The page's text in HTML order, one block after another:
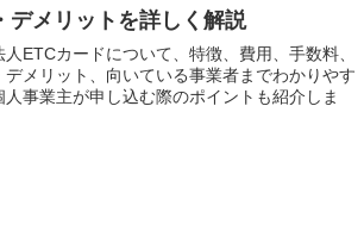
デメリットを詳しく解説
ETCカードについて、特徴、費用、手数料、
メリット、向いている事業者までわかりやす
人事業主が申し込む際のポイントも紹介しま